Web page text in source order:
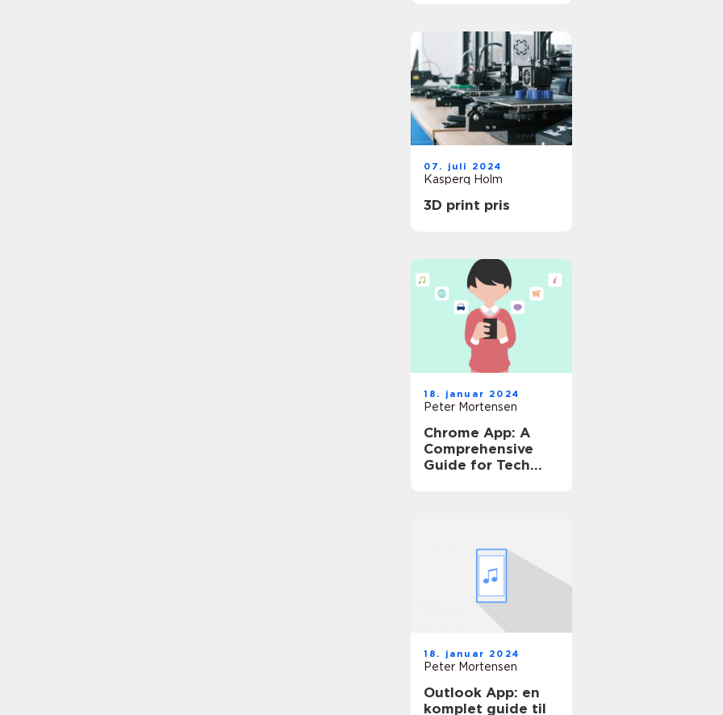
07. juli 2024
Kasperq Holm
3D print pris
18. januar 2024
Peter Mortensen
Chrome App: A
Comprehensive
Guide for Tech
18. januar 2024
Peter Mortensen
Outlook App: en
komplet guide til